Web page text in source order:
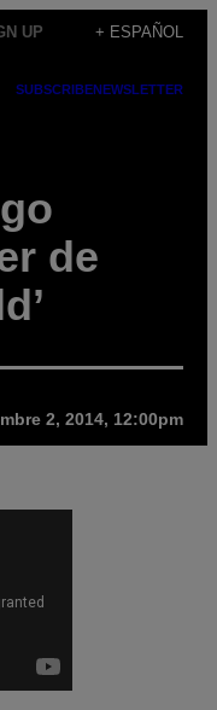
UP + ESPAÑOL
SUBSCRIBENEWSLETTER
de
2, 2014, 12:00pm